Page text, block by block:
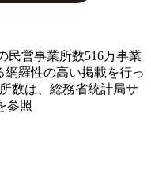
民営事業所数516万事業
網羅性の高い掲載を行っ
数は、総務省統計局サ
参照